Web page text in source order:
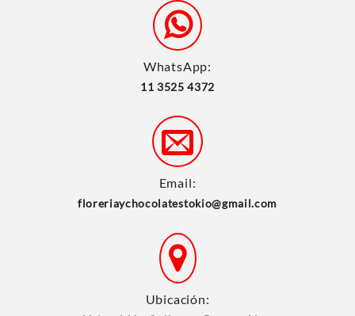
WhatsApp:
11 3525 4372
Email:
floreriaychocolatestokio@gmail.com
Ubicación: